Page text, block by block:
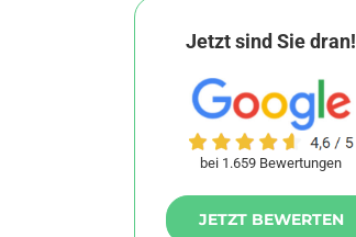
Jetzt sind Sie dran!
bei 1.659 Bewertungen
JETZT BEWERTEN